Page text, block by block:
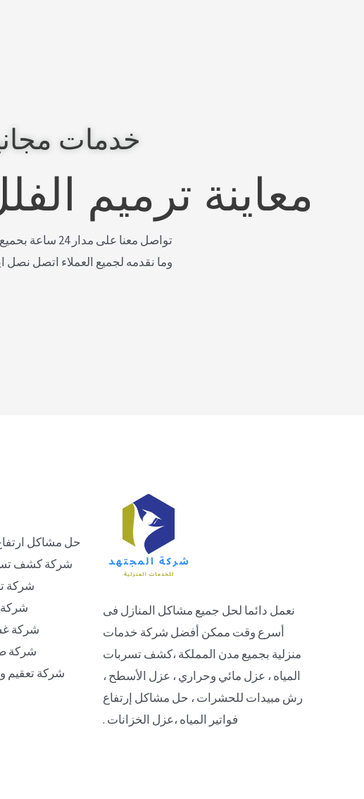
خدمات
معاينة ترميم
تواصل معنا على
وما نقدمه لجميع العملاء اتصل نصل
نعمل دائما لحل جميع مشاكل المنازل فى
أسرع وقت ممكن أفضل شركة خدمات
منزلية بجميع مدن المملكة ،كشف تسربات
المياه ، عزل مائي وحراري ، عزل الأسطح ،
رش مبيدات للحشرات ، حل مشاكل إرتفاع
فواتير المياه ،عزل الخزانات .
حل مشاكل
شركة كشف
شركة
شركة
شركة
شركة
شركة تعقيم